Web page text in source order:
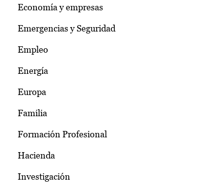
Economía y empresas
Emergencias y Seguridad
Empleo
Energía
Europa
Familia
Formación Profesional
Hacienda
Investigación